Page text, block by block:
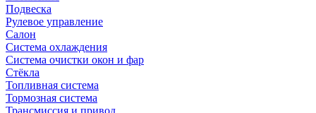
Подвеска
Рулевое управление
Салон
Система охлаждения
Система очистки окон и фар
Стёкла
Топливная система
Тормозная система
Трансмиссия и привод